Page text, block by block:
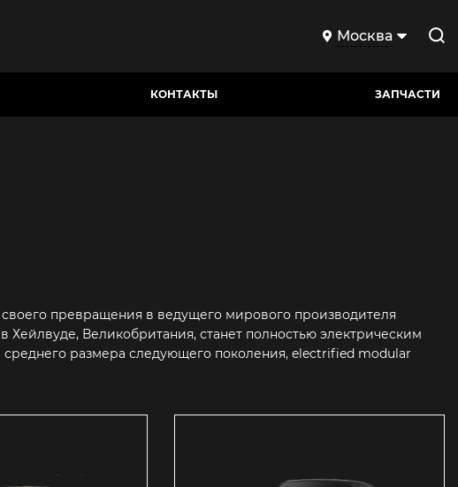
Москва
КОНТАКТЫ ЗАПЧАСТИ
превращения в ведущего мирового производителя
Великобритания, станет полностью электрическим
размера следующего поколения, electrified modular